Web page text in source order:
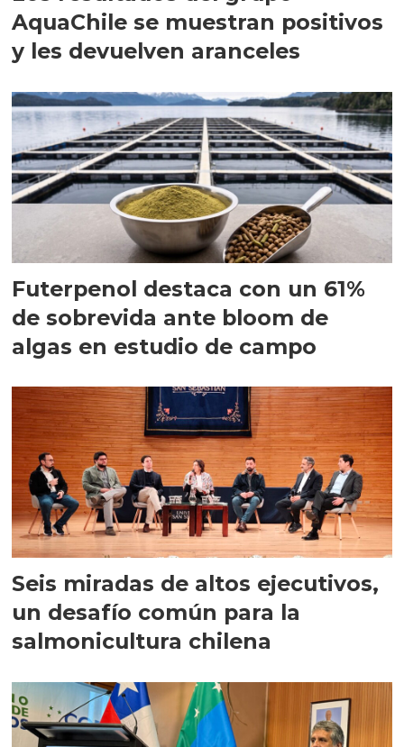
AquaChile se muestran positivos
y les devuelven aranceles
Futerpenol destaca con un 61%
de sobrevida ante bloom de
algas en estudio de campo
Seis miradas de altos ejecutivos,
un desafío común para la
salmonicultura chilena